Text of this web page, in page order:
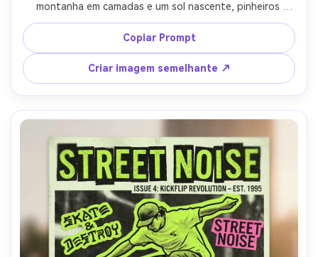
montanha em camadas e um sol nascente, pinheiros
simplificados, estilo clássico do parque nacional, paleta
silenciosa de verde floresta, ferrugem e creme, textura de
impressão granulada, emblema-como enquadramento
com espaço para um grande nome de destino e pequeno
slogan, composição de cartaz de viagem atemporal, lente
de 85mm, profundidade de campo rasa-AR 4:5
Copiar Prompt
Criar imagem semelhante ↗